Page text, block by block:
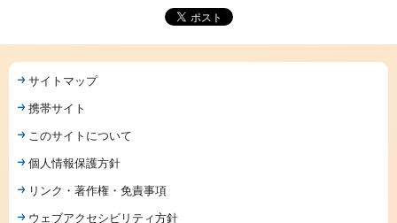
サイトマップ
携帯サイト
このサイトについて
個人情報保護方針
リンク・著作権・免責事項
ウェブアクセシビリティ方針